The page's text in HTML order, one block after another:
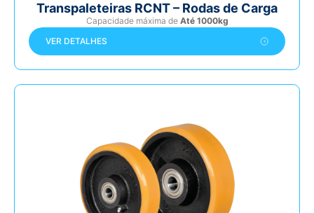
Transpaleteiras RCNT – Rodas de Carga
Capacidade máxima de Até 1000kg
VER DETALHES